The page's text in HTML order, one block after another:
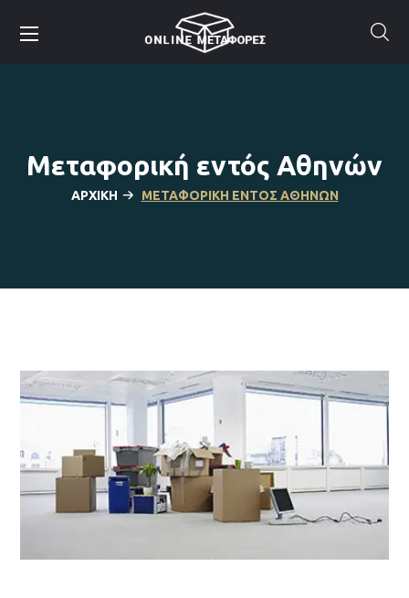
Μεταφορική εντός Αθηνών
ΑΡΧΙΚΉ ΜΕΤΑΦΟΡΙΚΉ ΕΝΤΌΣ ΑΘΗΝΏΝ